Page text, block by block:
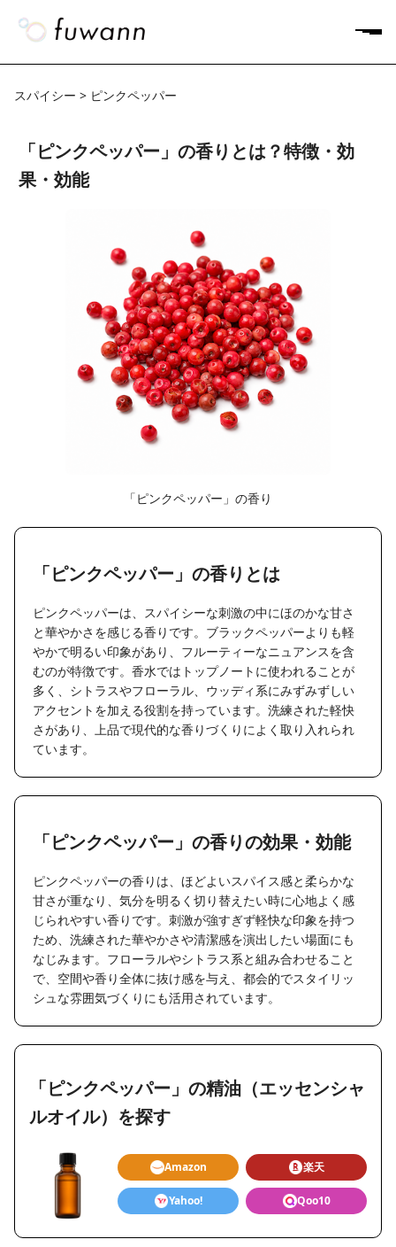
スパイシー > ピンクペッパー
「ピンクペッパー」の香りとは？特徴・効
果・効能
「ピンクペッパー」の香り
「ピンクペッパー」の香りとは
ピンクペッパーは、スパイシーな刺激の中にほのかな甘さ
と華やかさを感じる香りです。ブラックペッパーよりも軽
やかで明るい印象があり、フルーティーなニュアンスを含
むのが特徴です。香水ではトップノートに使われることが
多く、シトラスやフローラル、ウッディ系にみずみずしい
アクセントを加える役割を持っています。洗練された軽快
さがあり、上品で現代的な香りづくりによく取り入れられ
ています。
「ピンクペッパー」の香りの効果・効能
ピンクペッパーの香りは、ほどよいスパイス感と柔らかな
甘さが重なり、気分を明るく切り替えたい時に心地よく感
じられやすい香りです。刺激が強すぎず軽快な印象を持つ
ため、洗練された華やかさや清潔感を演出したい場面にも
なじみます。フローラルやシトラス系と組み合わせること
で、空間や香り全体に抜け感を与え、都会的でスタイリッ
シュな雰囲気づくりにも活用されています。
「ピンクペッパー」の精油（エッセンシャ
ルオイル）を探す
Amazon 楽天
Yahoo! Qoo10